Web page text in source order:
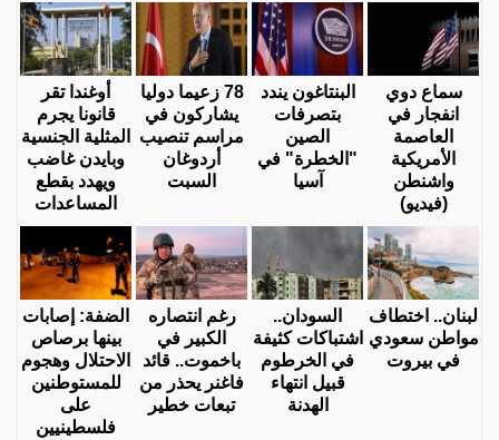
سماع دوي
انفجار في
العاصمة
الأمريكية
واشنطن
(فيديو)
البنتاغون يندد
بتصرفات
الصين
"الخطرة" في
آسيا
78 زعيما دوليا
يشاركون في
مراسم تنصيب
أردوغان
السبت
أوغندا تقر
قانونا يجرم
المثلية الجنسية
وبايدن غاضب
ويهدد بقطع
المساعدات
لبنان.. اختطاف
مواطن سعودي
في بيروت
السودان..
اشتباكات كثيفة
في الخرطوم
قبيل انتهاء
الهدنة
رغم انتصاره
الكبير في
باخموت.. قائد
فاغنر يحذر من
تبعات خطير
الضفة: إصابات
بينها برصاص
الاحتلال وهجوم
للمستوطنين
على
فلسطينيين